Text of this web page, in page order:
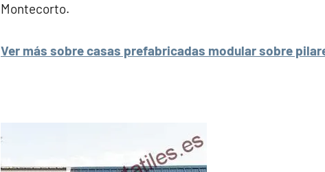
Montecorto.
Ver más sobre casas prefabricadas modular sobre